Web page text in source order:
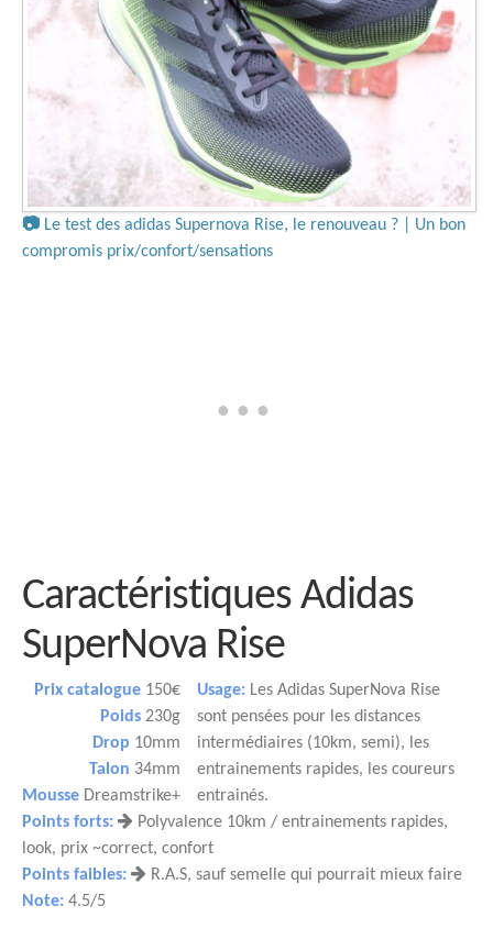
📷 Le test des adidas Supernova Rise, le renouveau ? | Un bon
compromis prix/confort/sensations
Caractéristiques Adidas
SuperNova Rise
Prix catalogue 150€
Poids 230g
Drop 10mm
Talon 34mm
Mousse Dreamstrike+
Usage: Les Adidas SuperNova Rise
sont pensées pour les distances
intermédiaires (10km, semi), les
entrainements rapides, les coureurs
entrainés.
Points forts:
Polyvalence 10km / entrainements rapides,
look, prix ~correct, confort
Points faibles:
R.A.S, sauf semelle qui pourrait mieux faire
Note: 4.5/5